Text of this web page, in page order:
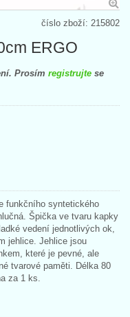
číslo zboží: 215802
ERGO
Prosím registrujte se
funkčního syntetického
Špička ve tvaru kapky
vedení jednotlivých ok,
jehlice. Jehlice jsou
které je pevné, ale
tvarové paměti. Délka 80
za 1 ks.